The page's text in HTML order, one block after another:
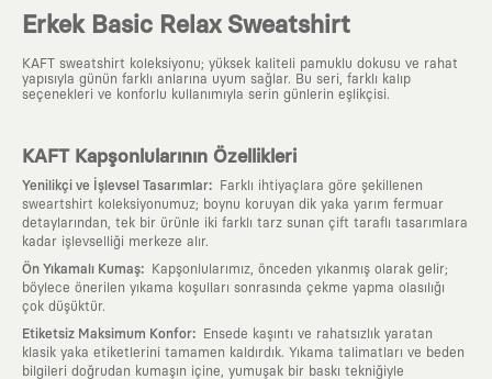
Erkek Basic Relax Sweatshirt
KAFT sweatshirt koleksiyonu; yüksek kaliteli pamuklu dokusu ve rahat
yapısıyla günün farklı anlarına uyum sağlar. Bu seri, farklı kalıp
seçenekleri ve konforlu kullanımıyla serin günlerin eşlikçisi.
KAFT Kapşonlularının Özellikleri
Yenilikçi ve İşlevsel Tasarımlar:
Farklı ihtiyaçlara göre şekillenen
sweartshirt koleksiyonumuz; boynu koruyan dik yaka yarım fermuar
detaylarından, tek bir ürünle iki farklı tarz sunan çift taraflı tasarımlara
kadar işlevselliği merkeze alır.
Ön Yıkamalı Kumaş:
Kapşonlularımız, önceden yıkanmış olarak gelir;
böylece önerilen yıkama koşulları sonrasında çekme yapma olasılığı
çok düşüktür.
Etiketsiz Maksimum Konfor:
Ensede kaşıntı ve rahatsızlık yaratan
klasik yaka etiketlerini tamamen kaldırdık. Yıkama talimatları ve beden
bilgileri doğrudan kumaşın içine, yumuşak bir baskı tekniğiyle